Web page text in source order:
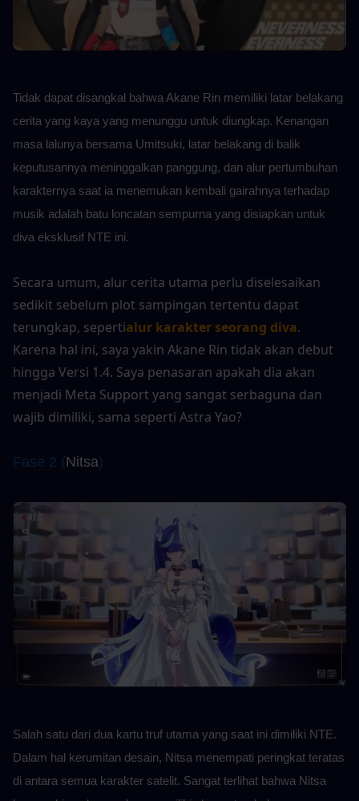
Tidak dapat disangkal bahwa Akane Rin memiliki latar belakang
cerita yang kaya yang menunggu untuk diungkap. Kenangan
masa lalunya bersama Umitsuki, latar belakang di balik
keputusannya meninggalkan panggung, dan alur pertumbuhan
karakternya saat ia menemukan kembali gairahnya terhadap
musik adalah batu loncatan sempurna yang disiapkan untuk
diva eksklusif NTE ini.
Secara umum, alur cerita utama perlu diselesaikan
sedikit sebelum plot sampingan tertentu dapat
terungkap, sepertialur karakter seorang diva.
Karena hal ini, saya yakin Akane Rin tidak akan debut
hingga Versi 1.4. Saya penasaran apakah dia akan
menjadi Meta Support yang sangat serbaguna dan
wajib dimiliki, sama seperti Astra Yao?
Fase 2 (Nitsa)
Salah satu dari dua kartu truf utama yang saat ini dimiliki NTE.
Dalam hal kerumitan desain, Nitsa menempati peringkat teratas
di antara semua karakter satelit. Sangat terlihat bahwa Nitsa